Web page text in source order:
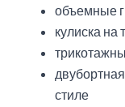
объемные
кулиска на
стиле